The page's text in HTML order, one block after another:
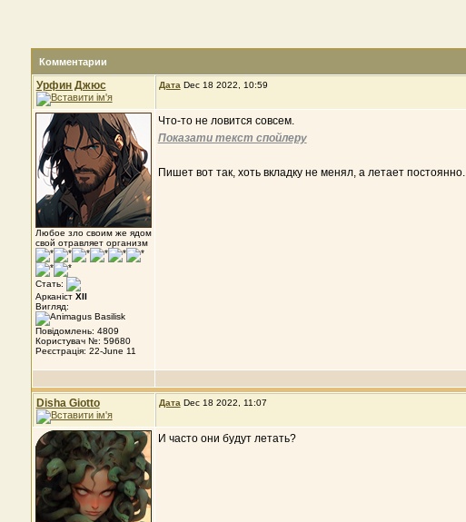
Комментарии
Урфин Джюс Дата Dec 18 2022, 10:59
Любое зло своим же ядом
свой отравляет организм
Стать:
Арканіст XII
Вигляд:
Повідомлень: 4809
Користувач №: 59680
Реєстрація: 22-June 11
Что-то не ловится совсем.
Показати текст спойлеру
Пишет вот так, хоть вкладку не менял, а летает постоянно.
Disha Giotto Дата Dec 18 2022, 11:07
И часто они будут летать?